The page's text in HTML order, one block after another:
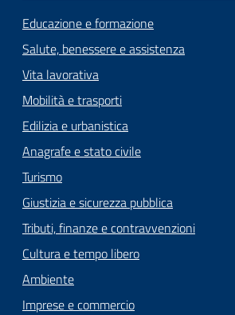
Educazione e formazione
Salute, benessere e assistenza
Vita lavorativa
Mobilità e trasporti
Edilizia e urbanistica
Anagrafe e stato civile
Turismo
Giustizia e sicurezza pubblica
Tributi, finanze e contravvenzioni
Cultura e tempo libero
Ambiente
Imprese e commercio